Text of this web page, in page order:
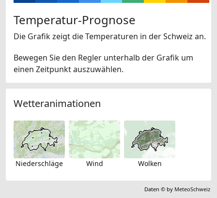
Temperatur-Prognose
Die Grafik zeigt die Temperaturen in der Schweiz an.
Bewegen Sie den Regler unterhalb der Grafik um
einen Zeitpunkt auszuwählen.
Wetteranimationen
Niederschläge Wind Wolken
Daten © by MeteoSchweiz